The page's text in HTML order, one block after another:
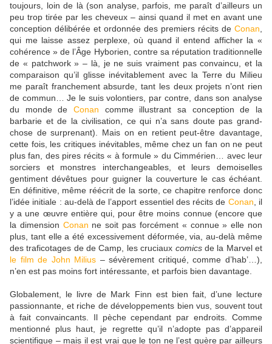
toujours, loin de là (son analyse, parfois, me paraît d’ailleurs un
peu trop tirée par les cheveux – ainsi quand il met en avant une
conception délibérée et ordonnée des premiers récits de Conan
qui me laisse assez perplexe, où quand il entend afficher la «
cohérence » de l’Âge Hyborien, contre sa réputation traditionnelle
de « patchwork » – là, je ne suis vraiment pas convaincu, et la
comparaison qu’il glisse inévitablement avec la Terre du Milieu
me paraît franchement absurde, tant les deux projets n’ont rien
de commun… Je le suis volontiers, par contre, dans son analyse
du monde de Conan comme illustrant sa conception de la
barbarie et de la civilisation, ce qui n’a sans doute pas grand-
chose de surprenant). Mais on en retient peut-être davantage,
cette fois, les critiques inévitables, même chez un fan on ne peut
plus fan, des pires récits « à formule » du Cimmérien… avec leur
sorciers et monstres interchangeables, et leurs demoiselles
gentiment dévêtues pour guigner la couverture le cas échéant.
En définitive, même réécrit de la sorte, ce chapitre renforce donc
l’idée initiale : au-delà de l’apport essentiel des récits de Conan , il
y a une œuvre entière qui, pour être moins connue (encore que
la dimension Conan ne soit pas forcément « connue » elle non
plus, tant elle a été excessivement déformée, via, au-delà même
des traficotages de de Camp, les cruciaux comicsde la Marvel et
le film de John Milius – sévèrement critiqué, comme d’hab’…),
n’en est pas moins fort intéressante, et parfois bien davantage.
Globalement, le livre de Mark Finn est bien fait, d’une lecture
passionnante, et riche de développements bien vus, souvent tout
à fait convaincants. Il pèche cependant par endroits. Comme
mentionné plus haut, je regrette qu’il n’adopte pas d’appareil
scientifique – mais il est vrai que le ton ne l’est guère par ailleurs